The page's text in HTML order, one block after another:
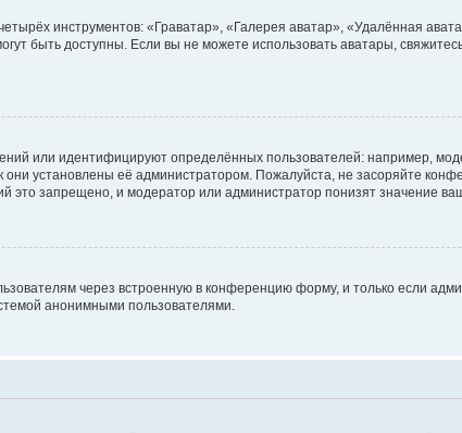
инструментов: «Граватар», «Галерея аватар», «Удалённая
быть доступны. Если вы не можете использовать аватары,
или идентифицируют определённых пользователей: например,
установлены её администратором. Пожалуйста, не засоряйте
запрещено, и модератор или администратор понизят значение
через встроенную в конференцию форму, и только если
анонимными пользователями.